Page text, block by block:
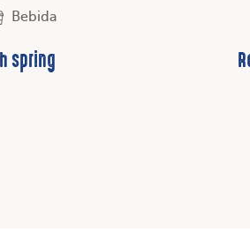
Bebida
spring